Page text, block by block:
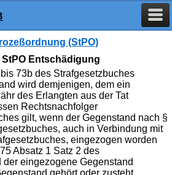
(StPO)
StPO Entschädigung
73b des Strafgesetzbuches
wird demjenigen, dem ein
des Erlangten aus der Tat
Rechtsnachfolger
gilt, wenn der Gegenstand nach §
auch in Verbindung mit
eingezogen worden
Absatz 1 Satz 2 des
eingezogene Gegenstand
gehört oder zusteht,